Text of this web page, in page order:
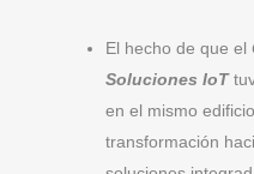
El hecho de que el
Soluciones IoT
en el mismo
transformación